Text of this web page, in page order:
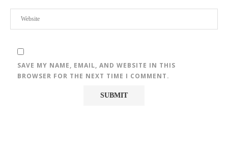
SAVE MY NAME, EMAIL, AND WEBSITE IN THIS
BROWSER FOR THE NEXT TIME I COMMENT.